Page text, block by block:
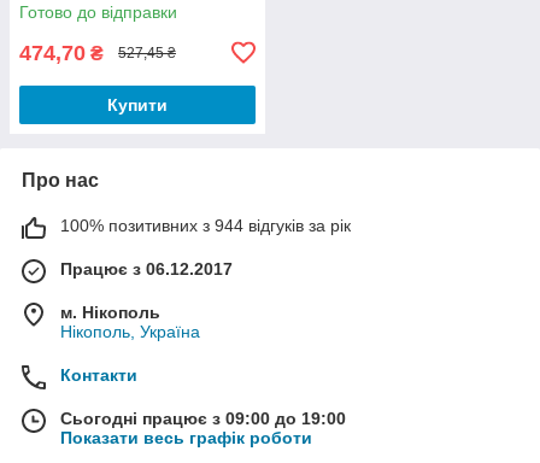
Готово до відправки
474,70 ₴ 527,45 ₴
Купити
Про нас
100% позитивних з 944 відгуків за рік
Працює з 06.12.2017
м. Нікополь
Нікополь, Україна
Контакти
Сьогодні працює з 09:00 до 19:00
Показати весь графік роботи